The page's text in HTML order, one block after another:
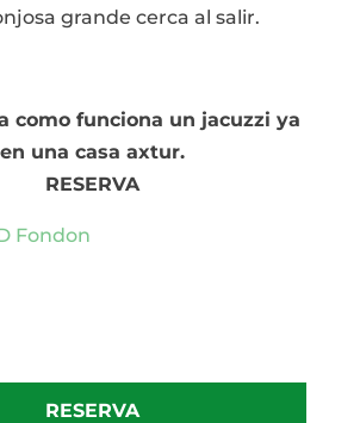
grande cerca al salir.
como funciona un jacuzzi ya
en una casa axtur.
RESERVA
Fondon
RESERVA